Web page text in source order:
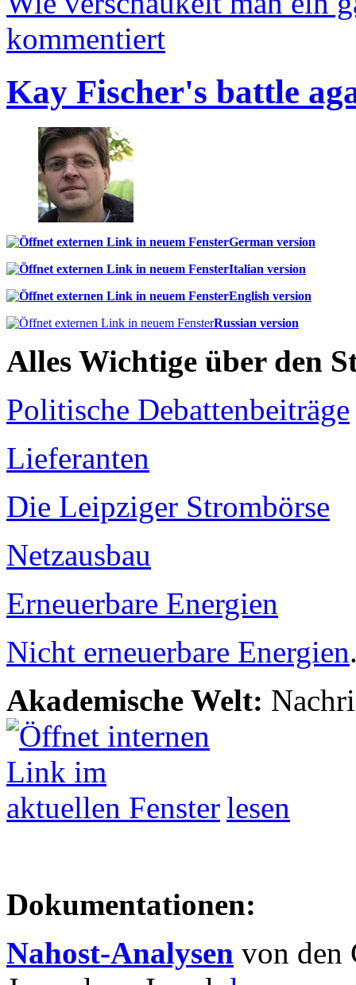
kommentiert
Kay Fischer's battle
German version
Italian version
English version
Russian version
Alles Wichtige über den
Politische Debattenbeiträge
Lieferanten
Die Leipziger Strombörse
Netzausbau
Erneuerbare Energien
Nicht erneuerbare Energien
Akademische Welt:
lesen
Dokumentationen:
Nahost-Analysen von den